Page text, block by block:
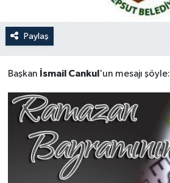
Paylaş
Başkan İsmail Cankul'un mesajı şöyle: